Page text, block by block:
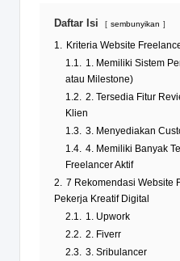
Daftar Isi sembunyikan
1.
Kriteria Website
1.1.
1. Memiliki Sistem
atau Milestone)
1.2.
2. Tersedia Fitur
Klien
1.3.
3. Menyediakan
1.4.
4. Memiliki Banyak
Freelancer Aktif
2.
7 Rekomendasi Website
Pekerja Kreatif Digital
2.1.
1. Upwork
2.2.
2. Fiverr
2.3.
3. Sribulancer